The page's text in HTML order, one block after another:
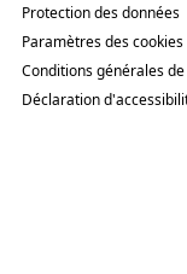
Protection des données
Paramètres des cookies
Conditions générales
Déclaration